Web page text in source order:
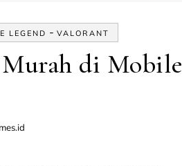
LEGEND - VALORANT
di Mobile